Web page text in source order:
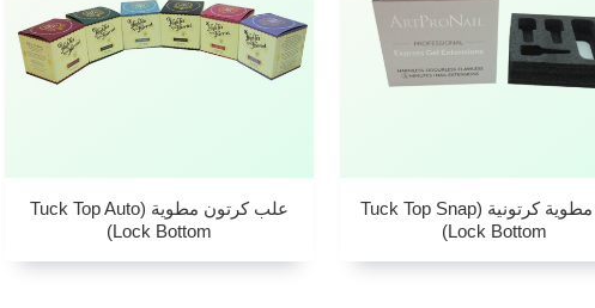
علبة مطوية كرتونية (Tuck Top Snap
Lock Bottom)
علب كرتون مطوية (Tuck Top Auto
Lock Bottom)